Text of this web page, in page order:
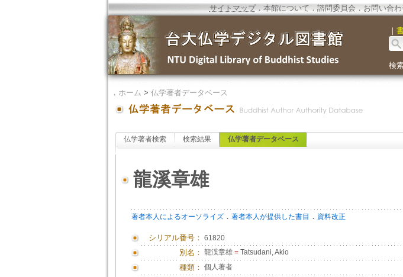
サイトマップ．本館について．諮問委員会． お問い合
｜
検
． ホーム > 仏学著者データベース
仏学著者検索 検索結果 仏学著者データベース
龍溪章雄
著者本人によるオーソライズ． 著者本人が提供した書目 ． 資料改正
シリアル番号： 61820
別名： 龍渓章雄 =Tatsudani, Akio
種類： 個人著者